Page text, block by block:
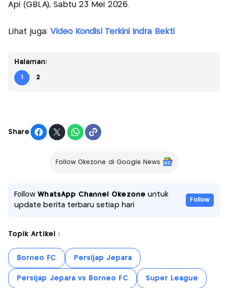
Api (GBLA), Sabtu 23 Mei 2026.
Lihat juga: Video Kondisi Terkini Indra Bekti
Halaman:
1 2
Share
Follow Okezone di Google News
FollowWhatsApp Channel Okezone untuk
update berita terbaru setiap hari
Follow
Topik Artikel :
Borneo FC Persijap Jepara
Persijap Jepara vs Borneo FC Super League